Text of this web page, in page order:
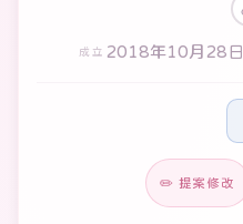
成立 2018年10月28日
✏️ 提案修改